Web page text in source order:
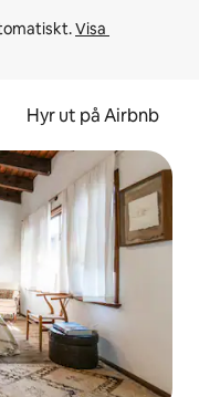
Visa
Hyr ut på Airbnb